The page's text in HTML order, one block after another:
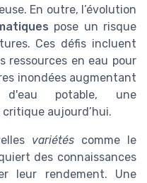
En outre, l’évolution
pose un risque
Ces défis incluent
ressources en eau pour
inondées augmentant
potable, une
aujourd’hui.
variétés comme le
des connaissances
leur rendement. Une